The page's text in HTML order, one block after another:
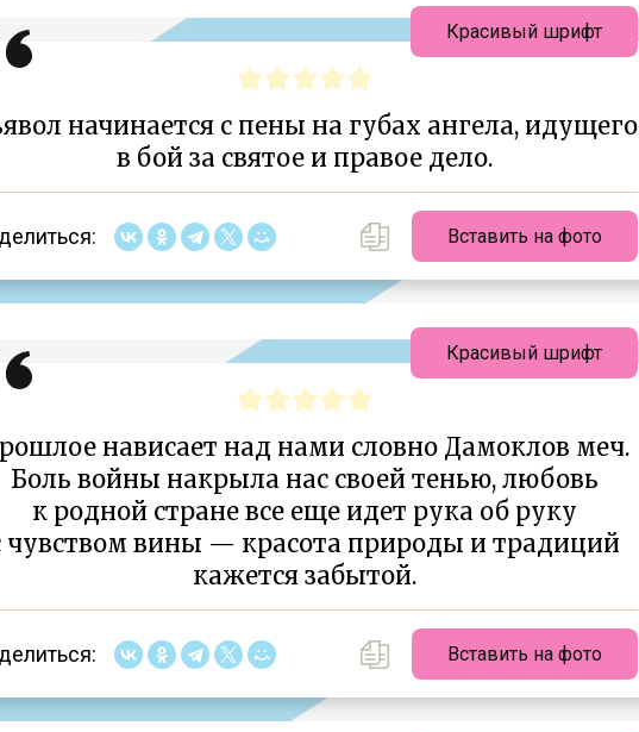
начинается с пены на губах ангела, идущего
в бой за святое и правое дело.
Вставить на фото
Красивый шрифт
нависает над нами словно Дамоклов меч.
Боль войны накрыла нас своей тенью, любовь
к родной стране все еще идет рука об руку
чувством вины — красота природы и традиций
кажется забытой.
Вставить на фото
Красивый шрифт